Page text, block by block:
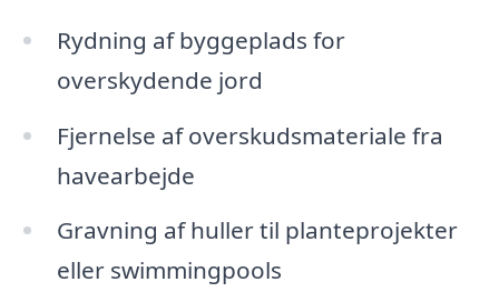
Rydning af byggeplads for
overskydende jord
Fjernelse af overskudsmateriale fra
havearbejde
Gravning af huller til planteprojekter
eller swimmingpools